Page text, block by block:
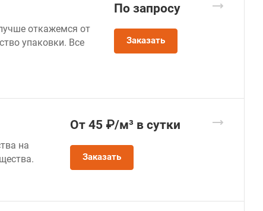
откажемся от
упаковки. Все
По запросу
Заказать
на
От 45 ₽/м³ в сутки
Заказать